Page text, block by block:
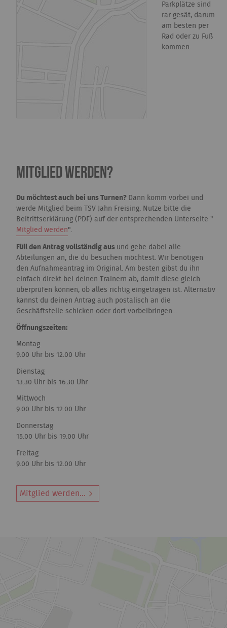
Parkplätze sind
rar gesät, darum
am besten per
Rad oder zu Fuß
kommen.
Mitglied werden?
Du möchtest auch bei uns Turnen? Dann komm vorbei und
werde Mitglied beim TSV Jahn Freising. Nutze bitte die
Beitrittserklärung (PDF) auf der entsprechenden Unterseite "
Mitglied werden".
Füll den Antrag vollständig aus und gebe dabei alle
Abteilungen an, die du besuchen möchtest. Wir benötigen
den Aufnahmeantrag im Original. Am besten gibst du ihn
einfach direkt bei deinen Trainern ab, damit diese gleich
überprüfen können, ob alles richtig eingetragen ist. Alternativ
kannst du deinen Antrag auch postalisch an die
Geschäftstelle schicken oder dort vorbeibringen...
Öffnungszeiten:
Montag
9.00 Uhr bis 12.00 Uhr
Dienstag
13.30 Uhr bis 16.30 Uhr
Mittwoch
9.00 Uhr bis 12.00 Uhr
Donnerstag
15.00 Uhr bis 19.00 Uhr
Freitag
9.00 Uhr bis 12.00 Uhr
Mitglied werden...